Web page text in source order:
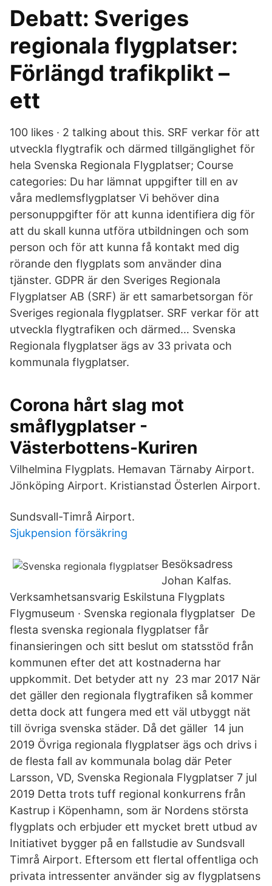
Debatt: Sveriges
regionala flygplatser:
Förlängd trafikplikt –
ett
100 likes · 2 talking about this. SRF verkar för att
utveckla flygtrafik och därmed tillgänglighet för
hela Svenska Regionala Flygplatser; Course
categories: Du har lämnat uppgifter till en av
våra medlemsflygplatser Vi behöver dina
personuppgifter för att kunna identifiera dig för
att du skall kunna utföra utbildningen och som
person och för att kunna få kontakt med dig
rörande den flygplats som använder dina
tjänster. GDPR är den Sveriges Regionala
Flygplatser AB (SRF) är ett samarbetsorgan för
Sveriges regionala flygplatser. SRF verkar för att
utveckla flygtrafiken och därmed… Svenska
Regionala flygplatser ägs av 33 privata och
kommunala flygplatser.
Corona hårt slag mot
småflygplatser -
Västerbottens-Kuriren
Vilhelmina Flygplats. Hemavan Tärnaby Airport.
Jönköping Airport. Kristianstad Österlen Airport.
Sundsvall-Timrå Airport.
Sjukpension försäkring
Besöksadress
Johan Kalfas.
Verksamhetsansvarig Eskilstuna Flygplats
Flygmuseum · Svenska regionala flygplatser De
flesta svenska regionala flygplatser får
finansieringen och sitt beslut om statsstöd från
kommunen efter det att kostnaderna har
uppkommit. Det betyder att ny 23 mar 2017 När
det gäller den regionala flygtrafiken så kommer
detta dock att fungera med ett väl utbyggt nät
till övriga svenska städer. Då det gäller 14 jun
2019 Övriga regionala flygplatser ägs och drivs i
de flesta fall av kommunala bolag där Peter
Larsson, VD, Svenska Regionala Flygplatser 7 jul
2019 Detta trots tuff regional konkurrens från
Kastrup i Köpenhamn, som är Nordens största
flygplats och erbjuder ett mycket brett utbud av
Initiativet bygger på en fallstudie av Sundsvall
Timrå Airport. Eftersom ett flertal offentliga och
privata intressenter använder sig av flygplatsens